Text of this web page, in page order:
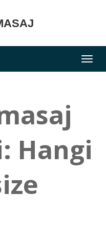
Hangi